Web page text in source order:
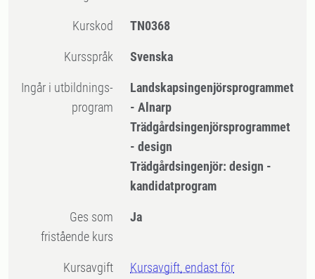
Kurskod TN0368
Kursspråk Svenska
Ingår i utbildnings-
program
Landskapsingenjörsprogrammet
- Alnarp
Trädgårdsingenjörsprogrammet
- design
Trädgårdsingenjör: design -
kandidatprogram
Ges som
fristående kurs
Ja
Kursavgift
Kursavgift, endast för